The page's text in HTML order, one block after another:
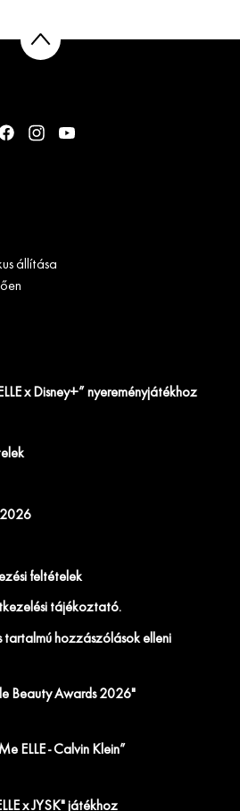
állítása
x Disney+” nyereményjátékhoz
2026
feltételek
tájékoztató.
tartalmú hozzászólások elleni
Beauty Awards 2026"
ELLE - Calvin Klein”
x JYSK" játékhoz